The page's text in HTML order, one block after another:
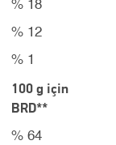
% 18
% 12
% 1
100 g için
BRD**
% 64